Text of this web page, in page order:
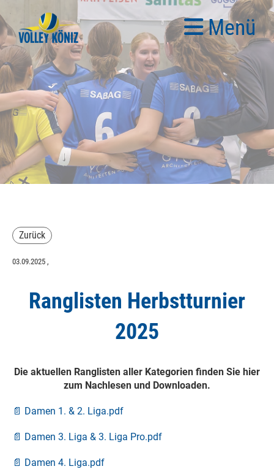
Menü
Zurück
03.09.2025 ,
Ranglisten Herbstturnier
2025
Die aktuellen Ranglisten aller Kategorien finden Sie hier
zum Nachlesen und Downloaden.
📄 Damen 1. & 2. Liga.pdf
📄 Damen 3. Liga & 3. Liga Pro.pdf
📄 Damen 4. Liga.pdf